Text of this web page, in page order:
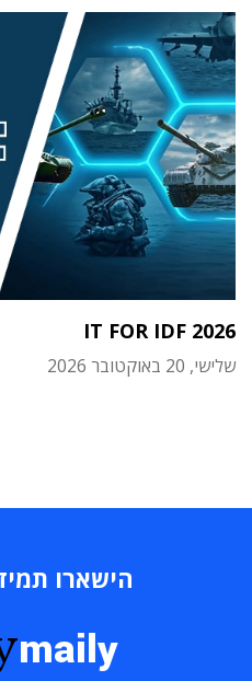
IT FOR IDF 2026
שלישי, 20 באוקטובר 2026
הישארו
maily